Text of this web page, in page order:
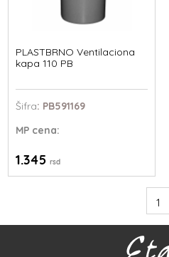
PLASTBRNO Ventilaciona
kapa 110 PB
Šifra: PB591169
MP cena:
1.345rsd
1